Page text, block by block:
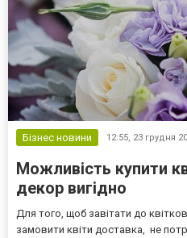
Бізнес новини 12:55, 23 грудня
Можливість купити
декор вигідно
Для того, щоб завітати до
замовити квіти доставка, не